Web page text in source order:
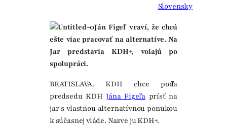
Slovensky
Ján Figeľ vraví, že chcú
ešte viac pracovať na alternatíve. Na
Jar predstavia KDH+, volajú po
spolupráci.
BRATISLAVA. KDH chce podľa
predsedu KDHJána Figeľa prísť na
jar s vlastnou alternatívnou ponukou
k súčasnej vláde. Nazve ju KDH+.